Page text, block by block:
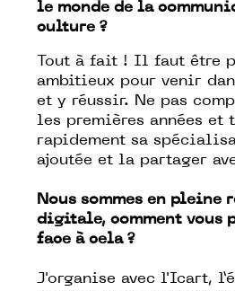
le monde de la
culture ?
Tout à fait ! Il faut être
ambitieux pour venir
et y réussir. Ne pas
les premières années et
rapidement sa
ajoutée et la partager
Nous sommes en pleine
digitale, comment vous
face à cela ?
J'organise avec l'Icart,